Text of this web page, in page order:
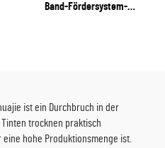
Band-Fördersystem-
ist ein Durchbruch in der
trocknen praktisch
hohe Produktionsmenge ist.